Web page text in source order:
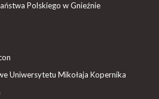
Polskiego w Gnieźnie
Uniwersytetu Mikołaja Kopernika